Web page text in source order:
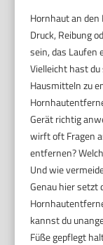
Hornhaut an
Druck, Reibung
sein, das Laufen
Vielleicht hast
Hausmitteln zu
Gerät richtig
wirft oft Fragen
entfernen?
Und wie
Genau hier setzt
kannst du
Füße gepflegt